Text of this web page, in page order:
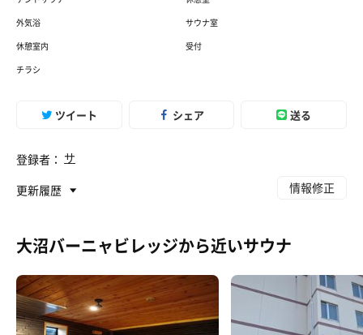
外気浴
サウナ室
休憩室内
受付
チラシ
ツイート シェア 送る
登録者： サ
更新履歴
情報修正
大沼バーニャビレッジから近いサウナ